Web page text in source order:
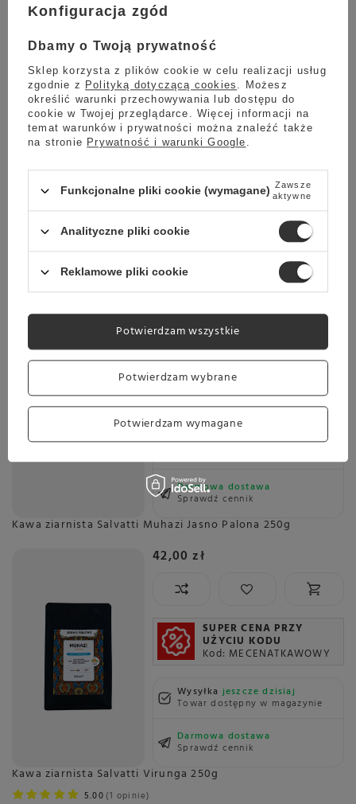
Kawa ziarnista Salvatti Kizi Rift 250g
42,00 zł
SUPER CENA PRZY
UŻYCIU KODU
Kod: MECENATKAWOWY
jeszcze dzisiaj
Towar dostępny w magazynie
Darmowa dostawa
Sprawdź cennik
1 opinie
SUPER CENA PRZY
UŻYCIU KODU
Kod: MECENATKAWOWY
Wysyłkajeszcze dzisiaj
Darmowa dostawa
Sprawdź cennik
Kawa ziarnista Salvatti Muhazi Jasno Palona 250g
42,00 zł
SUPER CENA PRZY
UŻYCIU KODU
Kod: MECENATKAWOWY
Wysyłkajeszcze dzisiaj
Towar dostępny w magazynie
Darmowa dostawa
Sprawdź cennik
Kawa ziarnista Salvatti Virunga 250g
5.00 1 opinie
Konfiguracja zgód
Dbamy o Twoją prywatność
Sklep korzysta z plików cookie w celu realizacji usług
zgodnie z Polityką dotyczącą cookies . Możesz
określić warunki przechowywania lub dostępu do
cookie w Twojej przeglądarce. Więcej informacji na
temat warunków i prywatności można znaleźć także
na stronie Prywatność i warunki Google .
Funkcjonalne pliki cookie (wymagane) Zawsze
aktywne
Analityczne pliki cookie
Reklamowe pliki cookie
Potwierdzam wybrane
Potwierdzam wymagane
Potwierdzam wszystkie